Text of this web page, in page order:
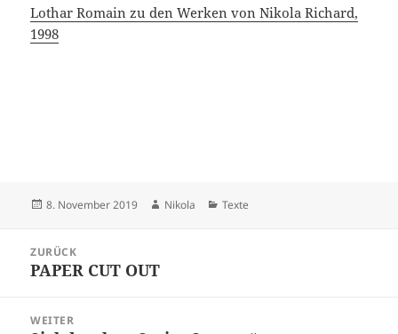
Lothar Romain zu den Werken von Nikola Richard,
1998
Veröffentlicht
8. November 2019 Autor
Nikola Kategorien
Texte
ZURÜCK
Vorheriger
PAPER CUT OUT
WEITER